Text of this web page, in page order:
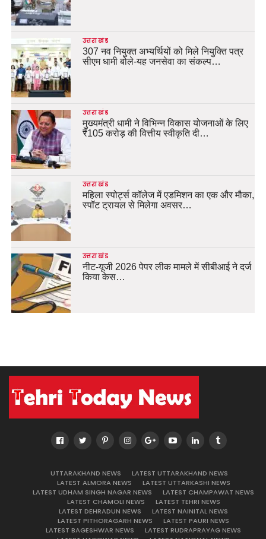
उत्तराखंड
307 नव नियुक्त अभ्यर्थियों को मिले नियुक्ति पत्र
सीएम धामी बोले-यह जनसेवा का संकल्प…
उत्तराखंड
मुख्यमंत्री धामी ने विभिन्न विकास योजनाओं के लिए
₹105 करोड़ की वित्तीय स्वीकृति दी…
उत्तराखंड
महिला स्पोर्ट्स कॉलेज में एडमिशन का एक और मौका,
स्पॉट ट्रायल से मिलेगा अवसर…
उत्तराखंड
नीट-यूजी 2026 पेपर लीक मामले में सीबीआई ने दर्ज
किया केस…
UTTARAKHAND NEWS
LATEST UTTARAKHAND NEWS
LATEST ALMORA NEWS
LATEST UTTARKASHI NEWS
LATEST UDHAM SINGH NAGAR NEWS
LATEST CHAMPAWAT NEWS
LATEST CHAMOLI NEWS
LATEST TEHRI NEWS
LATEST DEHRADUN NEWS
LATEST NAINITAL NEWS
LATEST PITHORAGARH NEWS
LATEST PAURI NEWS
LATEST BAGESHWAR NEWS
LATEST RUDRAPRAYAG NEWS